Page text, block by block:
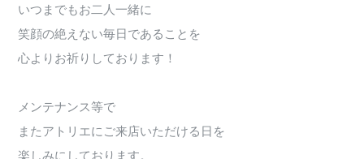
いつまでもお二人一緒に
笑顔の絶えない毎日であることを
心よりお祈りしております！
メンテナンス等で
またアトリエにご来店いただける日を
楽しみにしております。